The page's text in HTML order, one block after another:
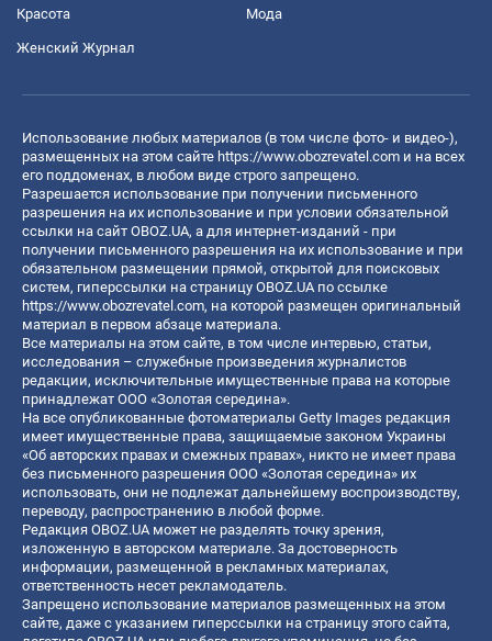
Красота Мода
Женский Журнал
Использование любых материалов (в том числе фото- и видео-),
размещенных на этом сайте https://www.obozrevatel.com и на всех
его поддоменах, в любом виде строго запрещено.
Разрешается использование при получении письменного
разрешения на их использование и при условии обязательной
ссылки на сайт OBOZ.UA, а для интернет-изданий - при
получении письменного разрешения на их использование и при
обязательном размещении прямой, открытой для поисковых
систем, гиперссылки на страницу OBOZ.UA по ссылке
https://www.obozrevatel.com, на которой размещен оригинальный
материал в первом абзаце материала.
Все материалы на этом сайте, в том числе интервью, статьи,
исследования – служебные произведения журналистов
редакции, исключительные имущественные права на которые
принадлежат ООО «Золотая середина».
На все опубликованные фотоматериалы Getty Images редакция
имеет имущественные права, защищаемые законом Украины
«Об авторских правах и смежных правах», никто не имеет права
без письменного разрешения ООО «Золотая середина» их
использовать, они не подлежат дальнейшему воспроизводству,
переводу, распространению в любой форме.
Редакция OBOZ.UA может не разделять точку зрения,
изложенную в авторском материале. За достоверность
информации, размещенной в рекламных материалах,
ответственность несет рекламодатель.
Запрещено использование материалов размещенных на этом
сайте, даже с указанием гиперссылки на страницу этого сайта,